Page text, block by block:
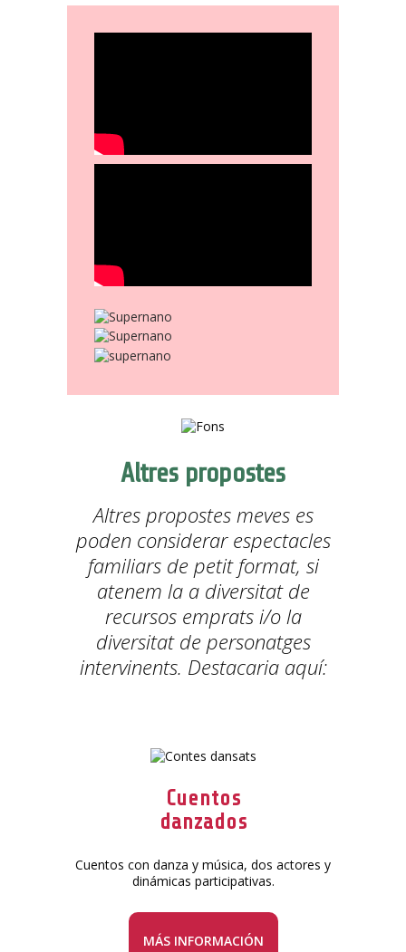
Altres propostes
Altres propostes meves es
poden considerar espectacles
familiars de petit format, si
atenem la a diversitat de
recursos emprats i/o la
diversitat de personatges
intervinents. Destacaria aquí:
Cuentos
danzados
Cuentos con danza y música, dos actores y
dinámicas participativas.
MÁS INFORMACIÓN